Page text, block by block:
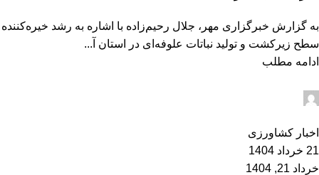
به گزارش خبرگزاری مهر، جلال رحیم‌زاده با اشاره به رشد خیره‌کننده
سطح زیرکشت و تولید نباتات علوفه‌ای در استان آ...
ادامه مطلب
اخبار کشاورزی
21 خرداد 1404
خرداد 21, 1404